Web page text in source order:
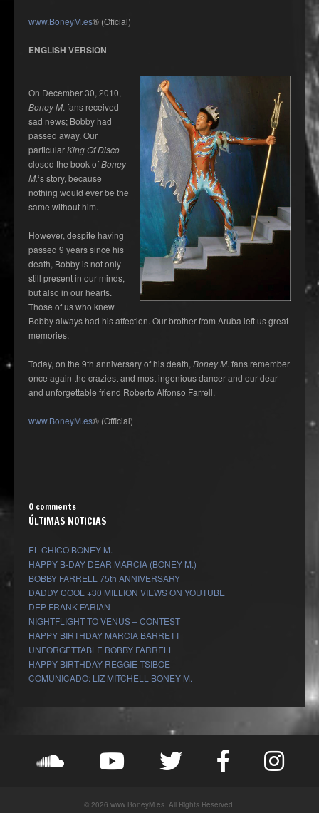
www.BoneyM.es® (Oficial)
ENGLISH VERSION
On December 30, 2010,
Boney M. fans received
sad news; Bobby had
passed away. Our
particularKing Of Disco
closed the book ofBoney
M.‘s story, because
nothing would ever be the
same without him.
However, despite having
passed 9 years since his
death, Bobby is not only
still present in our minds,
but also in our hearts.
Those of us who knew
Bobby always had his affection. Our brother from Aruba left us great
memories.
Today, on the 9th anniversary of his death, Boney M. fans remember
once again the craziest and most ingenious dancer and our dear
and unforgettable friend Roberto Alfonso Farrell.
www.BoneyM.es® (Official)
0 comments
ÚLTIMAS NOTICIAS
EL CHICO BONEY M.
HAPPY B-DAY DEAR MARCIA (BONEY M.)
BOBBY FARRELL 75th ANNIVERSARY
DADDY COOL +30 MILLION VIEWS ON YOUTUBE
DEP FRANK FARIAN
NIGHTFLIGHT TO VENUS – CONTEST
HAPPY BIRTHDAY MARCIA BARRETT
UNFORGETTABLE BOBBY FARRELL
HAPPY BIRTHDAY REGGIE TSIBOE
COMUNICADO: LIZ MITCHELL BONEY M.
© 2026 www.BoneyM.es. All Rights Reserved.